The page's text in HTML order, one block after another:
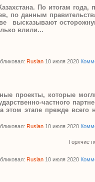
По итогам года,
по данным
высказывают
влили...
Ruslan 10 июля 2020
проекты, которые
частного
этапе прежде всего
Ruslan 10 июля 2020
Горячие
Ruslan 10 июля 2020